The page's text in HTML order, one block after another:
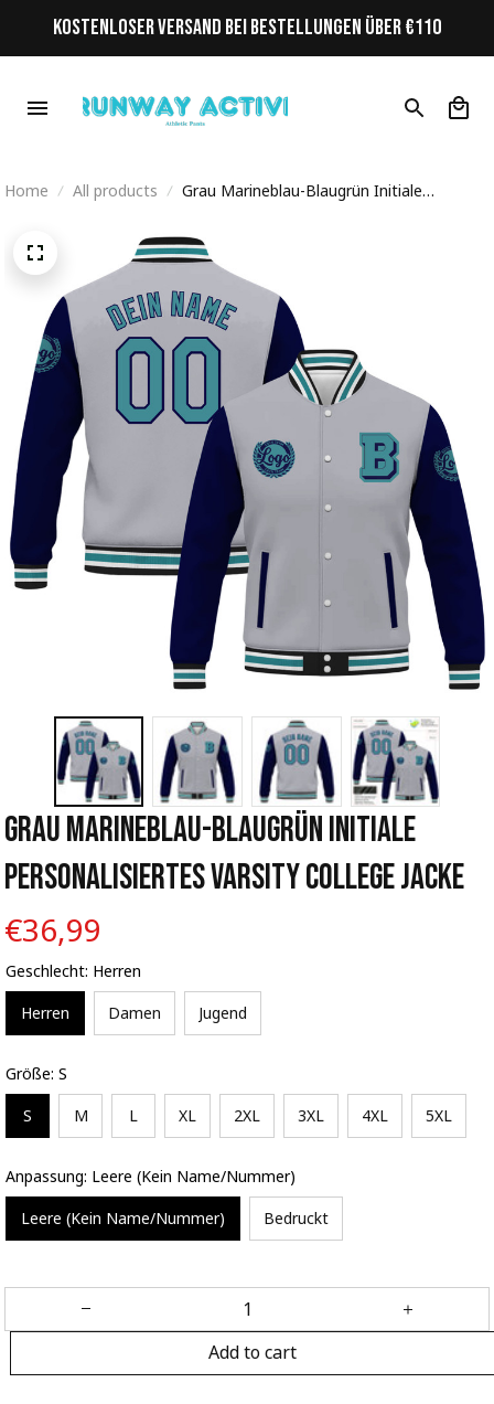
KOSTENLOSER VERSAND BEI BESTELLUNGEN ÜBER €110
Home All products
Grau Marineblau-Blaugrün Initiale
Grau Marineblau-Blaugrün Initiale
Personalisiertes Varsity College Jacke
€36,99
Geschlecht: Herren
Herren Damen Jugend
Größe: S
S M L XL 2XL 3XL 4XL 5XL
Anpassung: Leere (Kein Name/Nummer)
Leere (Kein Name/Nummer) Bedruckt
Add to cart